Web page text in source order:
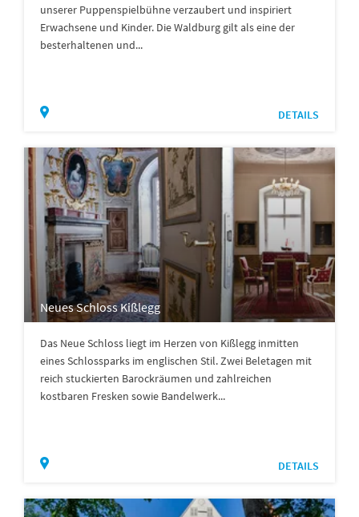
unserer Puppenspielbühne verzaubert und inspiriert
Erwachsene und Kinder. Die Waldburg gilt als eine der
besterhaltenen und...
DETAILS
Neues Schloss Kißlegg
Das Neue Schloss liegt im Herzen von Kißlegg inmitten
eines Schlossparks im englischen Stil. Zwei Beletagen mit
reich stuckierten Barockräumen und zahlreichen
kostbaren Fresken sowie Bandelwerk...
DETAILS